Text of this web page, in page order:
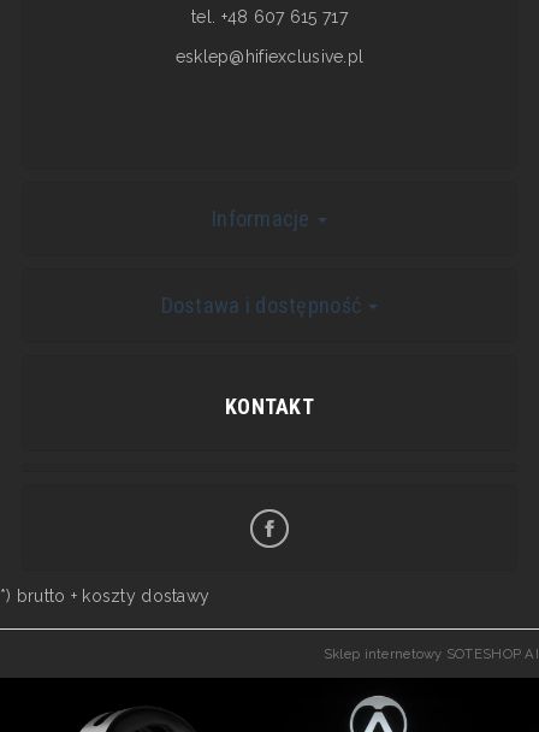
tel. +48 607 615 717
esklep@hifiexclusive.pl
Informacje
Dostawa i dostępność
KONTAKT
*) brutto + koszty dostawy
Sklep internetowy SOTESHOP AI